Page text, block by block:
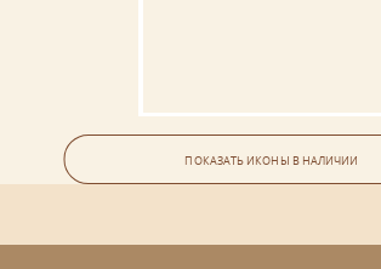
Икона «Феодотия Никейская,
мученица»
ПОКАЗАТЬ ИКОНЫ В НАЛИЧИИ